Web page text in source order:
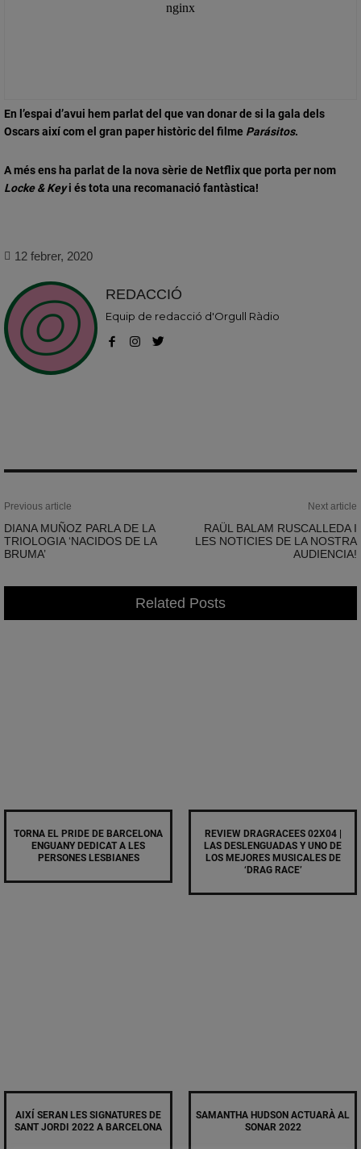
En l’espai d’avui hem parlat del que van donar de si la gala dels
Oscars així com el gran paper històric del filme Parásitos.
A més ens ha parlat de la nova sèrie de Netflix que porta per nom
Locke & Keyi és tota una recomanació fantàstica!
12 febrer, 2020
REDACCIÓ
Equip de redacció d'Orgull Ràdio
Previous article
DIANA MUÑOZ PARLA DE LA
TRIOLOGIA ‘NACIDOS DE LA
BRUMA’
Next article
RAÜL BALAM RUSCALLEDA I
LES NOTICIES DE LA NOSTRA
AUDIENCIA!
Related Posts
TORNA EL PRIDE DE BARCELONA
ENGUANY DEDICAT A LES
PERSONES LESBIANES
REVIEW DRAGRACEES 02X04 |
LAS DESLENGUADAS Y UNO DE
LOS MEJORES MUSICALES DE
‘DRAG RACE’
AIXÍ SERAN LES SIGNATURES DE
SANT JORDI 2022 A BARCELONA
SAMANTHA HUDSON ACTUARÀ AL
SONAR 2022